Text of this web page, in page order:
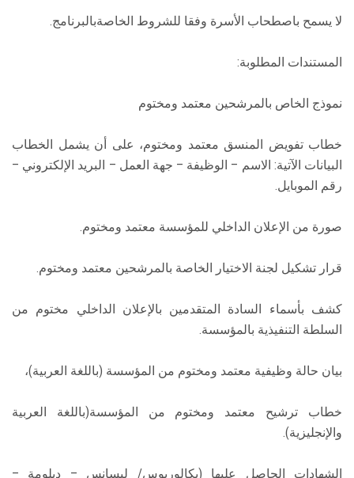
لا يسمح باصطحاب الأسرة وفقا للشروط الخاصةبالبرنامج.
المستندات المطلوبة:
نموذج الخاص بالمرشحين معتمد ومختوم
خطاب تفويض المنسق معتمد ومختوم، على أن يشمل الخطاب
البيانات الآتية: الاسم – الوظيفة – جهة العمل – البريد الإلكتروني –
رقم الموبايل.
صورة من الإعلان الداخلي للمؤسسة معتمد ومختوم.
قرار تشكيل لجنة الاختيار الخاصة بالمرشحين معتمد ومختوم.
كشف بأسماء السادة المتقدمين بالإعلان الداخلي مختوم من
السلطة التنفيذية بالمؤسسة.
بيان حالة وظيفية معتمد ومختوم من المؤسسة (باللغة العربية)،
خطاب ترشيح معتمد ومختوم من المؤسسة(باللغة العربية
والإنجليزية).
الشهادات الحاصل عليها (بكالوريوس/ ليسانس – دبلومة –